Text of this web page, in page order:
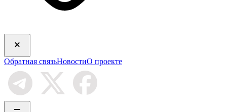
Обратная связьНовостиО проекте